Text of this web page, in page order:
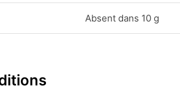
Absent dans 10 g